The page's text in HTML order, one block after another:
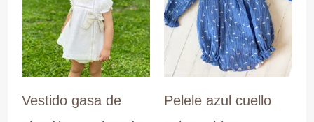
Vestido gasa de
Pelele azul cuello